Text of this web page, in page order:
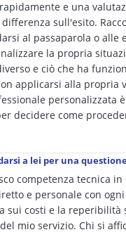
e una
sull'esito.
al passaparola o alle
la propria
e ciò che ha
applicarsi alla propria
personalizzata
decidere come
a lei per una
competenza tecnica in
e personale con
sui costi e la reperibilità
mio servizio. Chi si